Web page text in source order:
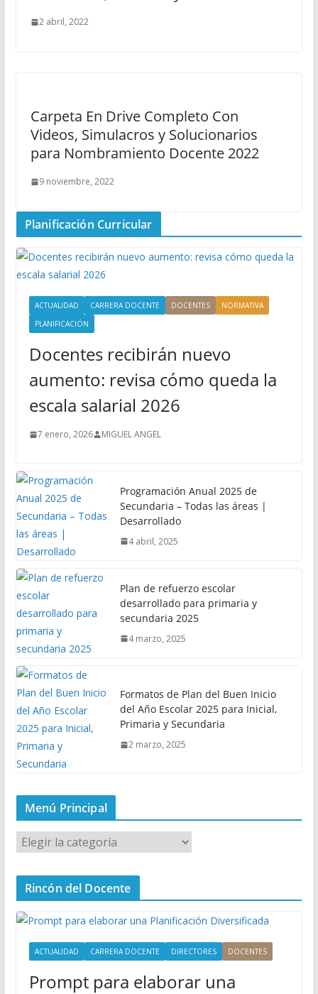
2 abril, 2022
Carpeta En Drive Completo Con
Videos, Simulacros y Solucionarios
para Nombramiento Docente 2022
9 noviembre, 2022
Planificación Curricular
ACTUALIDAD CARRERA DOCENTE DOCENTES
NORMATIVA
PLANIFICACIÓN
Docentes recibirán nuevo
aumento: revisa cómo queda la
escala salarial 2026
7 enero, 2026 MIGUEL ANGEL
Programación Anual 2025 de
Secundaria – Todas las áreas |
Desarrollado
4 abril, 2025
Plan de refuerzo escolar
desarrollado para primaria y
secundaria 2025
4 marzo, 2025
Formatos de Plan del Buen Inicio
del Año Escolar 2025 para Inicial,
Primaria y Secundaria
2 marzo, 2025
Menú Principal
M
e
n
P
Rincón del Docente
ACTUALIDAD CARRERA DOCENTE DIRECTORES DOCENTES
Prompt para elaborar una